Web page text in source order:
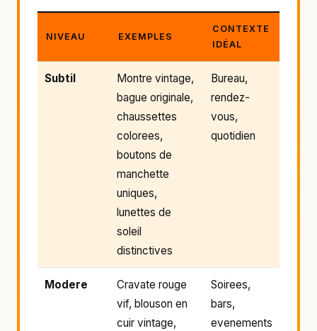
NIVEAU EXEMPLES
CONTEXTE
IDÉAL
Subtil
Montre vintage,
bague originale,
chaussettes
colorees,
boutons de
manchette
uniques,
lunettes de
soleil
distinctives
Bureau,
rendez-
vous,
quotidien
Modere
Cravate rouge
vif, blouson en
cuir vintage,
Soirees,
bars,
evenements